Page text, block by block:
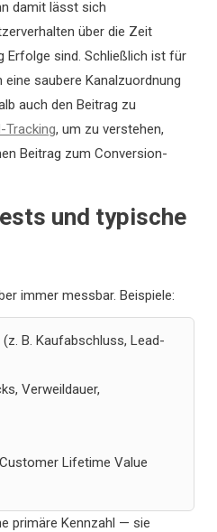
damit lässt sich
über die Zeit
Erfolge sind. Schließlich ist für
saubere Kanalzuordnung
auch den Beitrag zu
Tracking, um zu verstehen,
Beitrag zum Conversion-
und typische
immer messbar. Beispiele:
B. Kaufabschluss, Lead-
Verweildauer,
Lifetime Value
primäre Kennzahl — sie